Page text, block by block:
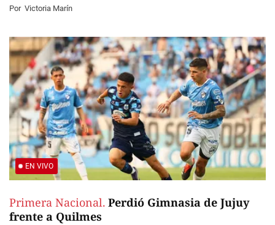
Por Victoria Marín
EN VIVO
Primera Nacional. Perdió Gimnasia de Jujuy
frente a Quilmes